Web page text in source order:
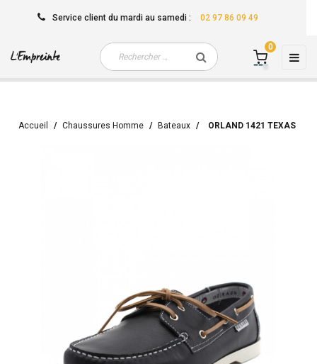
Service client du mardi au samedi : 02 97 86 09 49
☰
0
Accueil Chaussures Homme Bateaux ORLAND 1421 TEXAS